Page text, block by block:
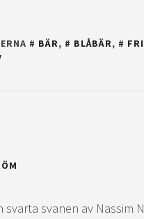
BÄR, BLÅBÄR,
svanen av Nassim